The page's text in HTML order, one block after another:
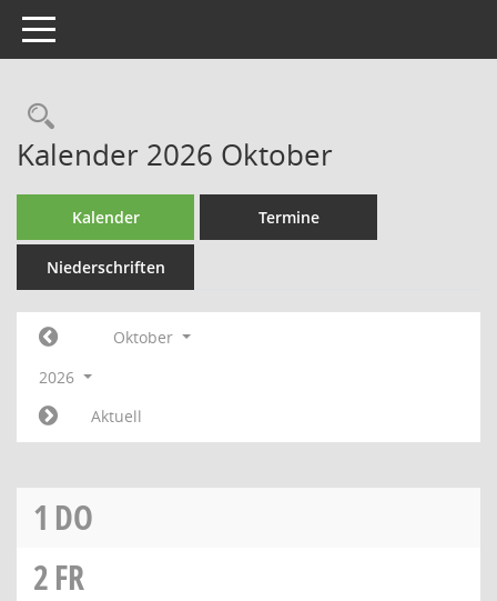
Toggle navigation
Rechercheauswahl
Kalender 2026 Oktober
Kalender Termine
Niederschriften
Oktober
2026
Aktuell
1 DO
2FR